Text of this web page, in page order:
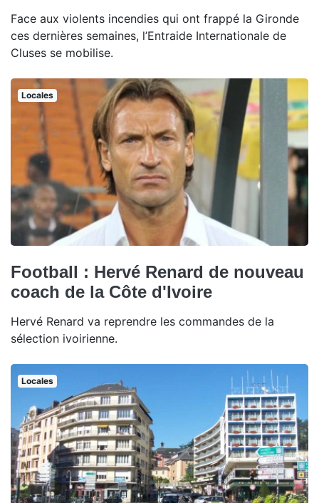
Face aux violents incendies qui ont frappé la Gironde
ces dernières semaines, l’Entraide Internationale de
Cluses se mobilise.
Locales
Football : Hervé Renard de nouveau
coach de la Côte d'Ivoire
Hervé Renard va reprendre les commandes de la
sélection ivoirienne.
Locales